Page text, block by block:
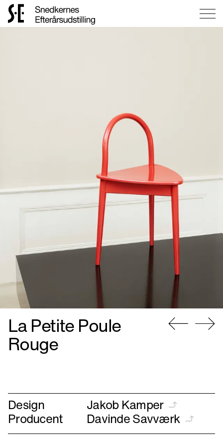
Gå
La Petite Poule
Rouge
Design Jakob Kamper
Producent
Davinde Savværk